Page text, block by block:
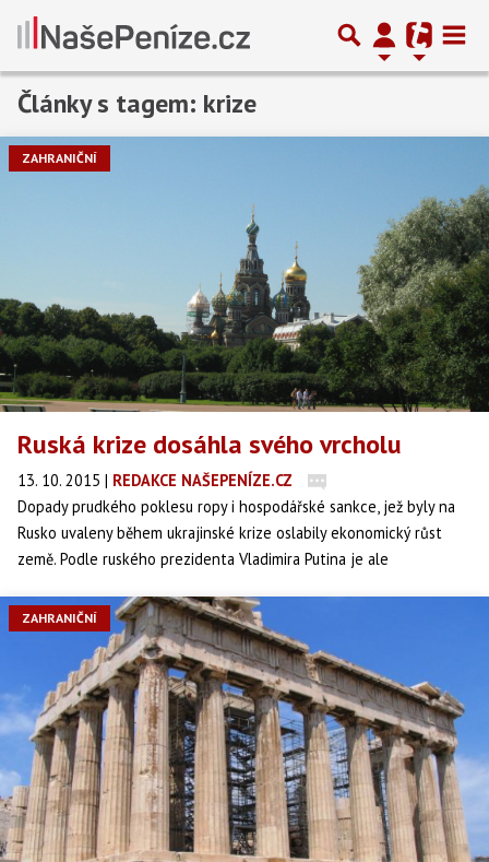
Články s tagem: krize
ZAHRANIČNÍ
Ruská krize dosáhla svého vrcholu
13. 10. 2015 | REDAKCE NAŠEPENÍZE.CZ
Dopady prudkého poklesu ropy i hospodářské sankce, jež byly na
Rusko uvaleny během ukrajinské krize oslabily ekonomický růst
země. Podle ruského prezidenta Vladimira Putina je ale
ZAHRANIČNÍ
Předchozí 1